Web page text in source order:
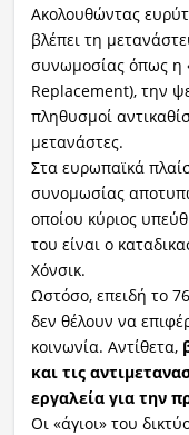
Ακολουθώντας
βλέπει τη
συνωμοσίας όπως η
Replacement), την
πληθυσμοί
μετανάστες.
Στα ευρωπαϊκά
συνομωσίας
οποίου κύριος
του είναι ο
Χόνσικ.
Ωστόσο, επειδή το
δεν θέλουν να
κοινωνία. Αντίθετα,
και τις
εργαλεία για την
Οι «άγιοι» του